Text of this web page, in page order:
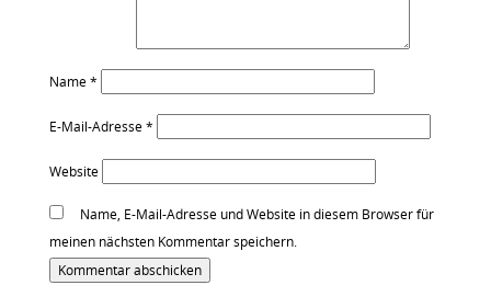
Name*
E-Mail-Adresse*
Website
Name, E-Mail-Adresse und Website in diesem Browser für
meinen nächsten Kommentar speichern.